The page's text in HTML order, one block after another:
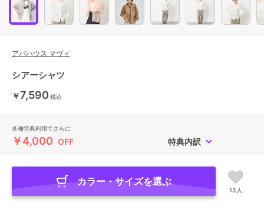
アバハウス マヴィ
シアーシャツ
￥7,590 税込
各種特典利用でさらに
￥4,000 OFF 特典内訳
カラー・サイズを選ぶ
13人